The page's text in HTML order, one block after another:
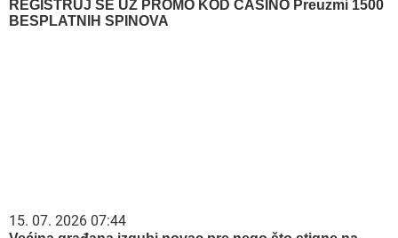
REGISTRUJ SE UZ PROMO KOD CASINO Preuzmi 1500
BESPLATNIH SPINOVA
15. 07. 2026 07:44